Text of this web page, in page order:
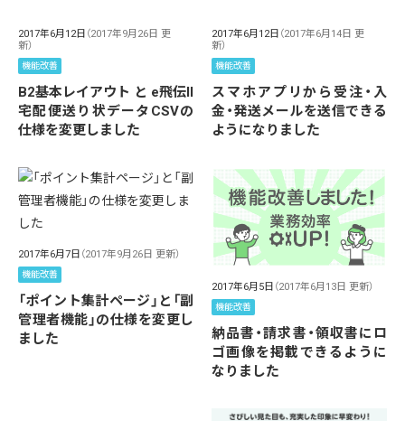
2017年6月12日 （2017年9月26日 更
新）
機能改善
B2基本レイアウト と e飛伝II
宅配便送り状データCSVの
仕様を変更しました
2017年6月12日 （2017年6月14日 更
新）
機能改善
スマホアプリから受注・入
金・発送メールを送信できる
ようになりました
2017年6月7日 （2017年9月26日 更新）
機能改善
「ポイント集計ページ」と「副
管理者機能」の仕様を変更し
ました
2017年6月5日 （2017年6月13日 更新）
機能改善
納品書・請求書・領収書にロ
ゴ画像を掲載できるように
なりました